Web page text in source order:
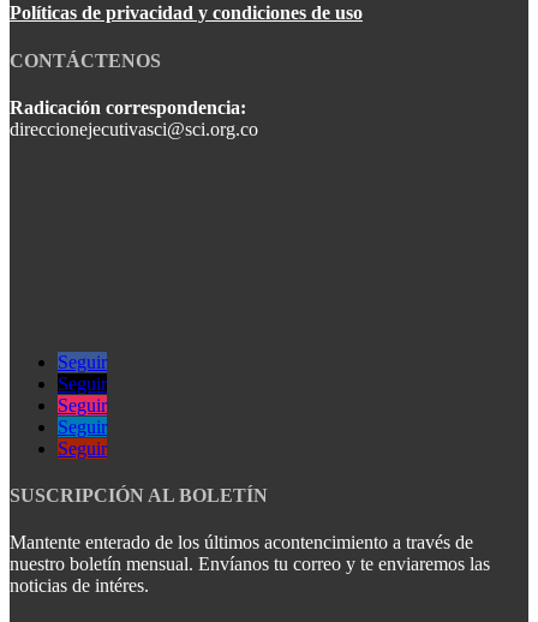
Políticas de privacidad y condiciones de uso
CONTÁCTENOS
Radicación correspondencia:
direccionejecutivasci@sci.org.co
Seguir
Seguir
Seguir
Seguir
Seguir
SUSCRIPCIÓN AL BOLETÍN
Mantente enterado de los últimos acontencimiento a través de
nuestro boletín mensual. Envíanos tu correo y te enviaremos las
noticias de intéres.